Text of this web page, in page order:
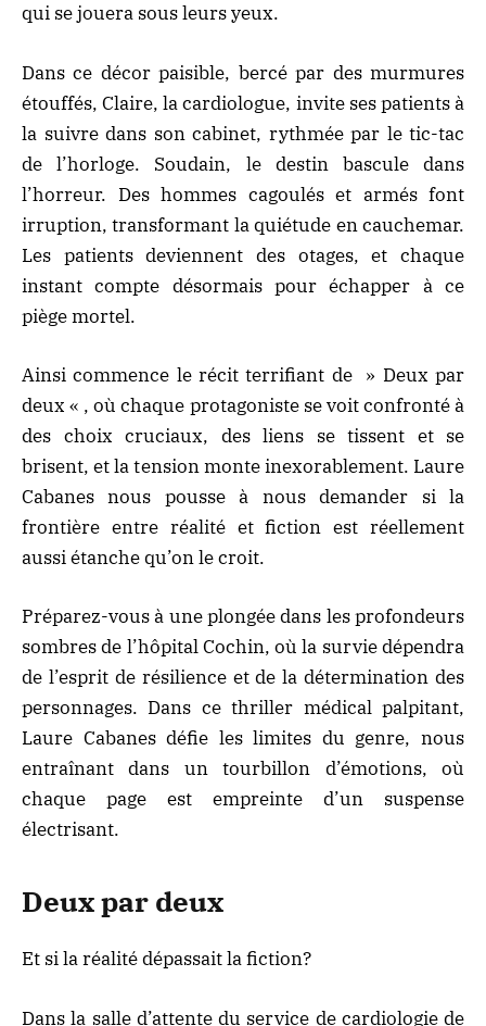
qui se jouera sous leurs yeux.
Dans ce décor paisible, bercé par des murmures
étouffés, Claire, la cardiologue, invite ses patients à
la suivre dans son cabinet, rythmée par le tic-tac
de l’horloge. Soudain, le destin bascule dans
l’horreur. Des hommes cagoulés et armés font
irruption, transformant la quiétude en cauchemar.
Les patients deviennent des otages, et chaque
instant compte désormais pour échapper à ce
piège mortel.
Ainsi commence le récit terrifiant de » Deux par
deux « , où chaque protagoniste se voit confronté à
des choix cruciaux, des liens se tissent et se
brisent, et la tension monte inexorablement. Laure
Cabanes nous pousse à nous demander si la
frontière entre réalité et fiction est réellement
aussi étanche qu’on le croit.
Préparez-vous à une plongée dans les profondeurs
sombres de l’hôpital Cochin, où la survie dépendra
de l’esprit de résilience et de la détermination des
personnages. Dans ce thriller médical palpitant,
Laure Cabanes défie les limites du genre, nous
entraînant dans un tourbillon d’émotions, où
chaque page est empreinte d’un suspense
électrisant.
Deux par deux
Et si la réalité dépassait la fiction?
Dans la salle d’attente du service de cardiologie de